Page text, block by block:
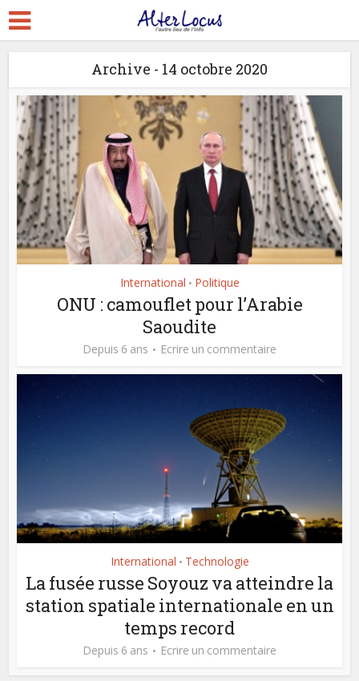
Archive - 14 octobre 2020
International • Politique
ONU : camouflet pour l’Arabie
Saoudite
Depuis 6 ans Ecrire un commentaire
International • Technologie
La fusée russe Soyouz va atteindre la
station spatiale internationale en un
temps record
Depuis 6 ans Ecrire un commentaire